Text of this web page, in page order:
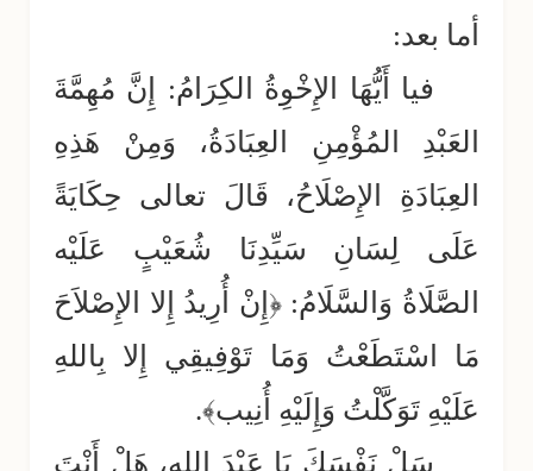
أما بعد:
فيا أَيُّهَا الإِخْوِةُ الكِرَامُ: إِنَّ مُهِمَّةَ
العَبْدِ المُؤْمِنِ العِبَادَةُ، وَمِنْ هَذِهِ
العِبَادَةِ الإِصْلَاحُ، قَالَ تعالى حِكَايَةً
عَلَى لِسَانِ سَيِّدِنَا شُعَيْبٍ عَلَيْه
الصَّلَاةُ وَالسَّلَامُ: ﴿إِنْ أُرِيدُ إِلا الإِصْلاَحَ
مَا اسْتَطَعْتُ وَمَا تَوْفِيقِي إِلا بِاللهِ
عَلَيْهِ تَوَكَّلْتُ وَإِلَيْهِ أُنِيب﴾.
سَلْ نَفْسَكَ يَا عَبْدَ اللهِ، هَلْ أَنْتَ